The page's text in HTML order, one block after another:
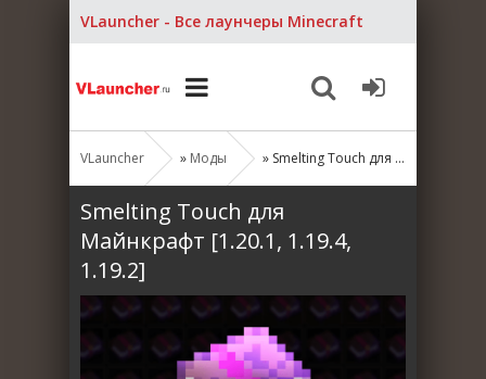
VLauncher - Все лаунчеры Minecraft
VLauncher » Моды » Smelting Touch для Майнкрафт [1.20.1, 1.19.4, 1.19.2]
Smelting Touch для
Майнкрафт [1.20.1, 1.19.4,
1.19.2]